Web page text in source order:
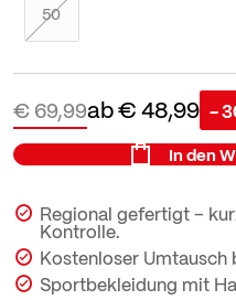
50
ab€ 48,99
€ 69,99 -
In den
Regional gefertigt –
Kontrolle.
Kostenloser Umtausch
Sportbekleidung mit